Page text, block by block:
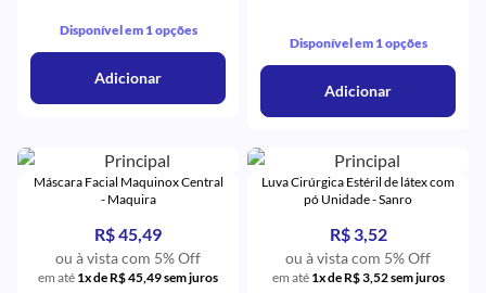
Disponível em 1 opções
Adicionar
Disponível em 1 opções
Adicionar
Máscara Facial Maquinox Central
- Maquira
R$ 45,49
ou à vista com 5% Off
em até 1x de R$ 45,49 sem juros
Luva Cirúrgica Estéril de látex com
pó Unidade - Sanro
R$ 3,52
ou à vista com 5% Off
em até 1x de R$ 3,52 sem juros